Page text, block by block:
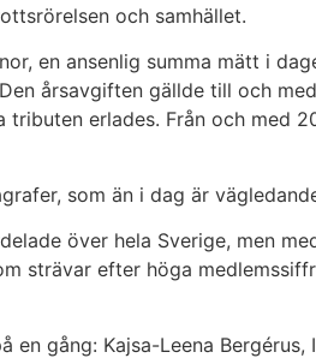
och samhället.
en ansenlig summa mätt i
årsavgiften gällde till och
erlades. Från och med
som än i dag är
över hela Sverige, men
strävar efter höga
gång: Kajsa-Leena